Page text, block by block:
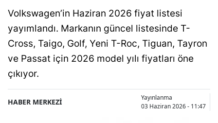
Volkswagen’in Haziran 2026 fiyat listesi
yayımlandı. Markanın güncel listesinde T-
Cross, Taigo, Golf, Yeni T-Roc, Tiguan, Tayron
ve Passat için 2026 model yılı fiyatları öne
çıkıyor.
HABER MERKEZİ
Yayınlanma
03 Haziran 2026 - 11:47